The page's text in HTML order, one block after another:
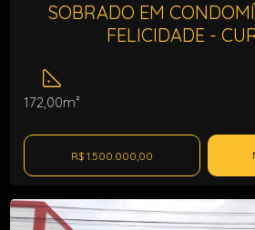
SOBRADO EM
FELICIDADE -
172,00m²
R$ 1.500.000,00